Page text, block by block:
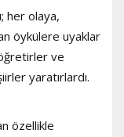
her olaya,
öykülere uyaklar
ve
yaratırlardı.
özellikle